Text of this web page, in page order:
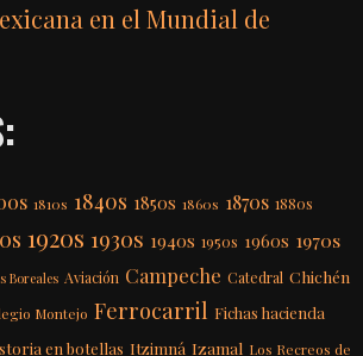
en el Mundial de
1810s 1840s 1850s 1860s 1870s 1880s
1920s 1930s 1940s 1950s 1960s 1970s
Boreales Aviación Campeche Catedral Chichén
Montejo Ferrocarril Fichas hacienda
en botellas Itzimná Izamal Los Recreos de